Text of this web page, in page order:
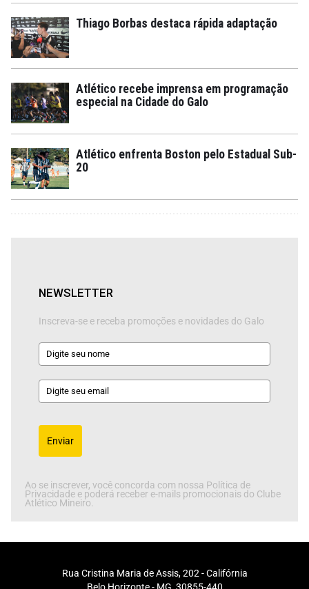
Thiago Borbas destaca rápida adaptação
Atlético recebe imprensa em programação
especial na Cidade do Galo
Atlético enfrenta Boston pelo Estadual Sub-
20
NEWSLETTER
Inscreva-se e receba promoções e novidades do Galo
Enviar
Ao se inscrever, você concorda com nossa Política de
Privacidade e poderá receber e-mails promocionais do Clube
Atlético Mineiro.
Rua Cristina Maria de Assis, 202 - Califórnia